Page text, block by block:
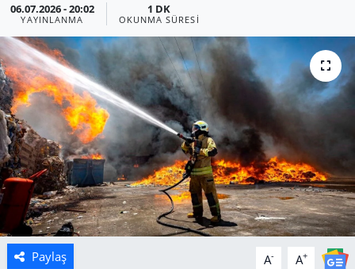
06.07.2026 - 20:02
YAYINLANMA
1 DK
OKUNMA SÜRESI
Paylaş A- A+
Manisa
Muğla
Politika
Uşak